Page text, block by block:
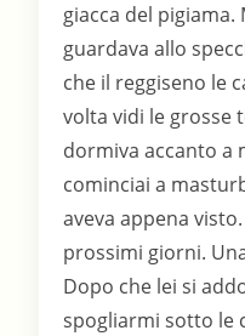
giacca del pigiama.
guardava allo
che il reggiseno le
volta vidi le grosse
dormiva accanto a
cominciai a
aveva appena
prossimi giorni.
Dopo che lei si
spogliarmi sotto le